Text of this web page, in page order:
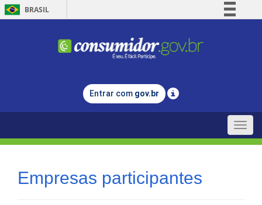
BRASIL
Comunica BR
Legislação
Entrar com gov.br
Toggle
Empresas participantes